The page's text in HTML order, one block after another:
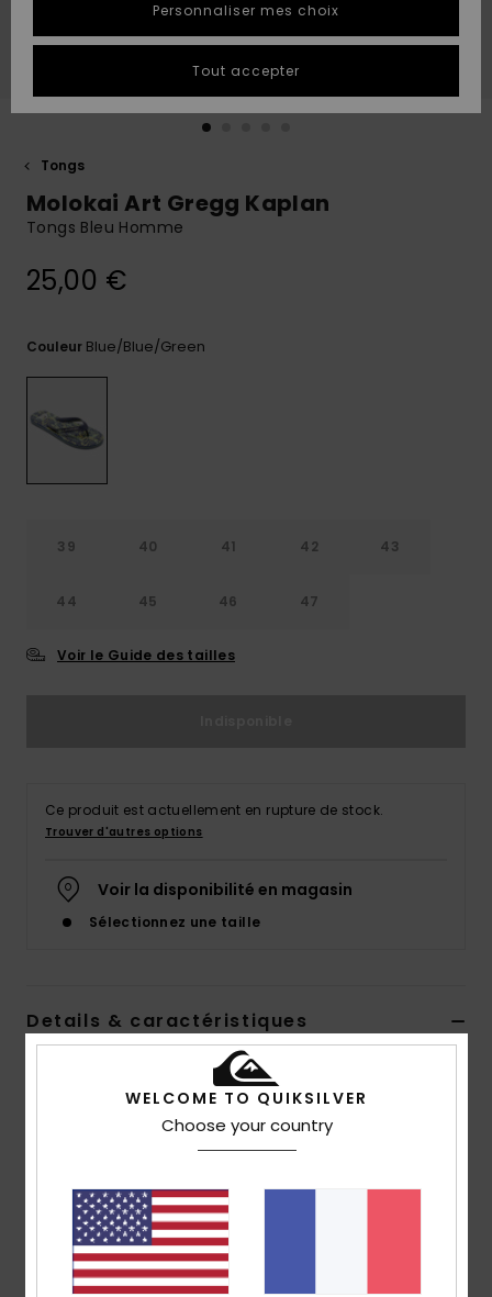
tailles
conversation
plus rapide
à votre
Trouvez
la FAQ
Tongs
Molokai Art Gregg Kaplan
Tongs Bleu Homme
25,00 €
Couleur Blue/blue/green
39 40 41 42 43
44 45 46 47
Voir le Guide des tailles
Ce produit est actuellement en rupture de stock.
Trouver d'autres options
Voir la disponibilité en magasin
Sélectionnez une taille
Details & caractéristiques
AQYL101264 Code couleurxbbg
Bride :bride 3 points souple en caoutchouc
Logotage Quiksilver et logo Mountain & Wave moulé
Semelle intérieure :semelle intérieure texturée et
antidérapante
WELCOME TO QUIKSILVER
Choose your country
Personnaliser mes choix
Tout accepter